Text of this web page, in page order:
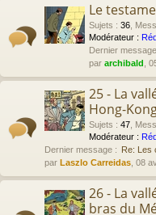
Le
Sujets : 36
Modérateur :
Dernier
par archibald ,
25 - La
Hong-
Sujets : 47
Modérateur :
Dernier message : Re: Les
par Laszlo Carreidas , 08
26 - La
bras du